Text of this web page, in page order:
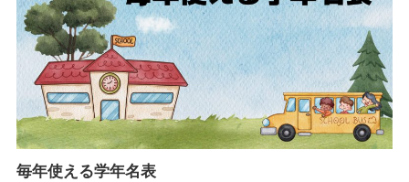
毎年使える学年名表